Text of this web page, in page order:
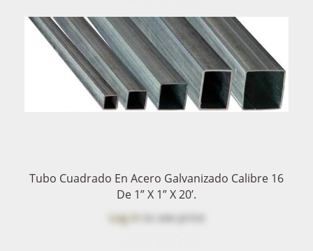
Tubo Cuadrado En Acero Galvanizado Calibre 16
De 1” X 1” X 20’.
Log into see price